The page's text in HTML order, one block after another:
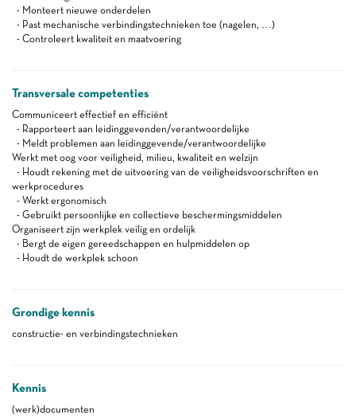
- Monteert nieuwe onderdelen
- Past mechanische verbindingstechnieken toe (nagelen, …)
- Controleert kwaliteit en maatvoering
Transversale competenties
Communiceert effectief en efficiënt
- Rapporteert aan leidinggevenden/verantwoordelijke
- Meldt problemen aan leidinggevende/verantwoordelijke
Werkt met oog voor veiligheid, milieu, kwaliteit en welzijn
- Houdt rekening met de uitvoering van de veiligheidsvoorschriften en
werkprocedures
- Werkt ergonomisch
- Gebruikt persoonlijke en collectieve beschermingsmiddelen
Organiseert zijn werkplek veilig en ordelijk
- Bergt de eigen gereedschappen en hulpmiddelen op
- Houdt de werkplek schoon
Grondige kennis
constructie- en verbindingstechnieken
Kennis
(werk)documenten